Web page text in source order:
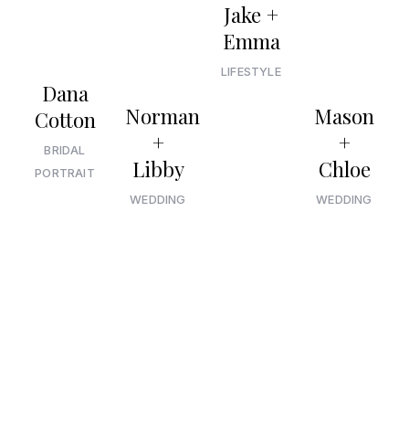
Dana
Cotton
BRIDAL
PORTRAIT
Norman
+
Libby
WEDDING
Jake +
Emma
LIFESTYLE
Mason
+
Chloe
WEDDING